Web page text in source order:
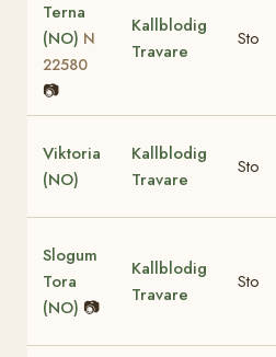
Terna
(NO) N
22580
📷
Kallblodig
Travare
Sto
Viktoria
(NO)
Kallblodig
Travare
Sto
Slogum
Tora
(NO) 📷
Kallblodig
Travare
Sto